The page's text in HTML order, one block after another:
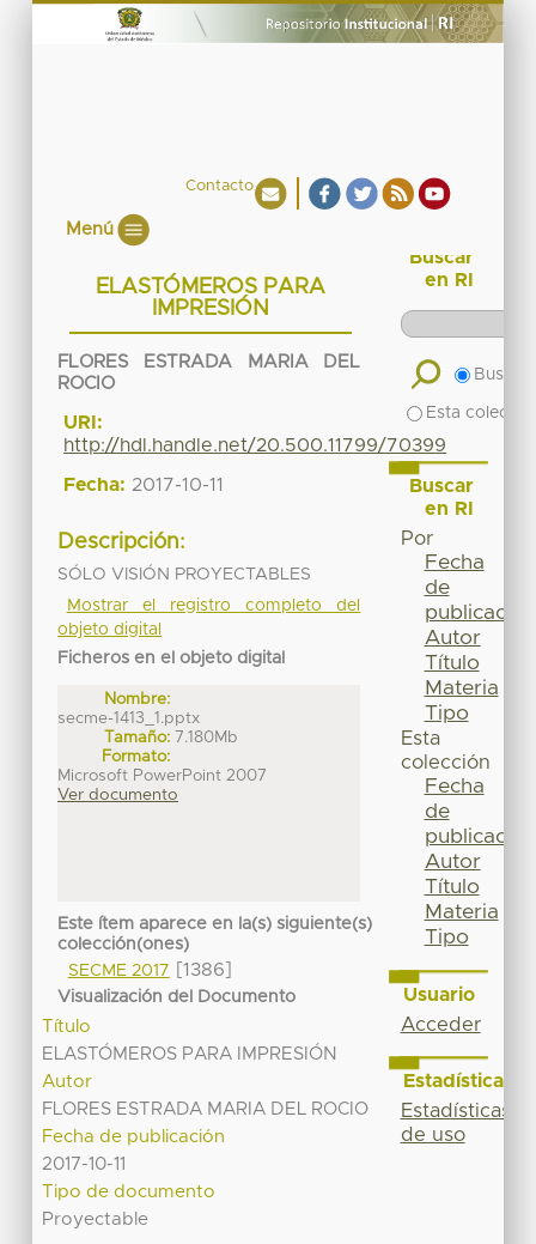
Contacto
Menú
ELASTÓMEROS PARA
IMPRESIÓN
FLORES ESTRADA MARIA DEL
ROCIO
URI:
http://hdl.handle.net/20.500.11799/70399
Fecha: 2017-10-11
Descripción:
SÓLO VISIÓN PROYECTABLES
Mostrar el registro completo del
objeto digital
Ficheros en el objeto digital
Nombre:
secme-1413_1.pptx
Tamaño: 7.180Mb
Formato:
Microsoft PowerPoint 2007
Ver documento
Este ítem aparece en la(s) siguiente(s)
colección(ones)
SECME 2017
[1386]
Visualización del Documento
Título
ELASTÓMEROS PARA IMPRESIÓN
Autor
FLORES ESTRADA MARIA DEL ROCIO
Fecha de publicación
2017-10-11
Tipo de documento
Proyectable
Buscar
en RI
Buscar
Esta
Buscar
en RI
Por
Fecha
de
publicación
Autor
Título
Materia
Tipo
Esta
colección
Fecha
de
publicación
Autor
Título
Materia
Tipo
Usuario
Acceder
Estadísticas
Estadísticas
de uso